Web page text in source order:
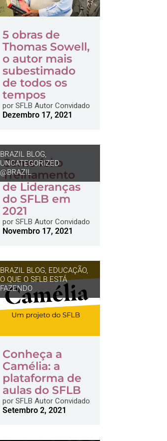
5 obras de
Thomas Sowell,
o autor mais
subestimado
de todos os
tempos
porSFLB Autor Convidado
Dezembro 17, 2021
BRAZIL BLOG,
UNCATEGORIZED
@BRAZIL
Como foi o
Treinamento
de Lideranças
do SFLB em
2021
porSFLB Autor Convidado
Novembro 17, 2021
BRAZIL BLOG, EDUCAÇÃO,
O QUE O SFLB ESTÁ
FAZENDO
Conheça a
Camélia: a
plataforma de
aulas do SFLB
porSFLB Autor Convidado
Setembro 2, 2021